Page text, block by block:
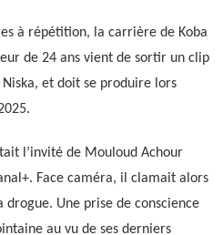
à répétition, la carrière de Koba
de 24 ans vient de sortir un clip
et doit se produire lors
l’invité de Mouloud Achour
Face caméra, il clamait alors
Une prise de conscience
au vu de ses derniers